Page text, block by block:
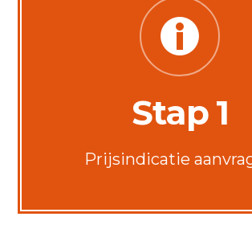
Stap 1
Prijsindicatie